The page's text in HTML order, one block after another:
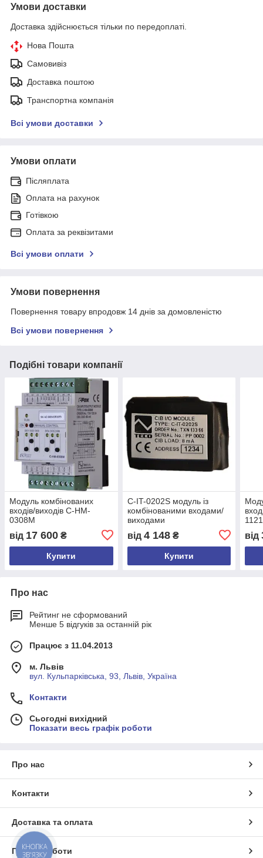
Умови доставки
Доставка здійснюється тільки по передоплаті.
Нова Пошта
Самовивіз
Доставка поштою
Транспортна компанія
Всі умови доставки
Умови оплати
Післяплата
Оплата на рахунок
Готівкою
Оплата за реквізитами
Всі умови оплати
Умови повернення
Повернення товару впродовж 14 днів за домовленістю
Всі умови повернення
Подібні товари компанії
Модуль комбінованих
входів/виходів C-HM-
0308M
від 17 600 ₴
Купити
C-IT-0202S модуль із
комбінованими входами/
виходами
від 4 148₴
Купити
від
Про нас
Рейтинг не сформований
Менше 5 відгуків за останній рік
Працює з 11.04.2013
м. Львів
вул. Кульпарківська, 93, Львів, Україна
Контакти
Сьогодні вихідний
Показати весь графік роботи
Про нас
Контакти
Доставка та оплата
Графік роботи
КНОПКА
ЗВ'ЯЗКУ